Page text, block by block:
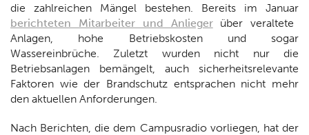
die zahlreichen Mängel bestehen. Bereits im Januar
berichteten Mitarbeiter und Anliegerüber veraltete
Anlagen, hohe Betriebskosten und sogar
Wassereinbrüche. Zuletzt wurden nicht nur die
Betriebsanlagen bemängelt, auch sicherheitsrelevante
Faktoren wie der Brandschutz entsprachen nicht mehr
den aktuellen Anforderungen.
Nach Berichten, die dem Campusradio vorliegen, hat der